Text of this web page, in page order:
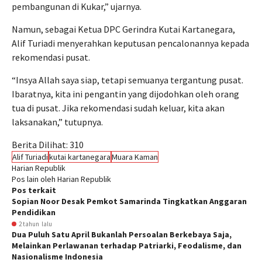
pembangunan di Kukar,” ujarnya.
Namun, sebagai Ketua DPC Gerindra Kutai Kartanegara,
Alif Turiadi menyerahkan keputusan pencalonannya kepada
rekomendasi pusat.
“Insya Allah saya siap, tetapi semuanya tergantung pusat.
Ibaratnya, kita ini pengantin yang dijodohkan oleh orang
tua di pusat. Jika rekomendasi sudah keluar, kita akan
laksanakan,” tutupnya.
Berita Dilihat: 310
Alif Turiadikutai kartanegaraMuara Kaman
Harian Republik
Pos lain oleh Harian Republik
Pos terkait
Sopian Noor Desak Pemkot Samarinda Tingkatkan Anggaran
Pendidikan
2 tahun lalu
Dua Puluh Satu April Bukanlah Persoalan Berkebaya Saja,
Melainkan Perlawanan terhadap Patriarki, Feodalisme, dan
Nasionalisme Indonesia